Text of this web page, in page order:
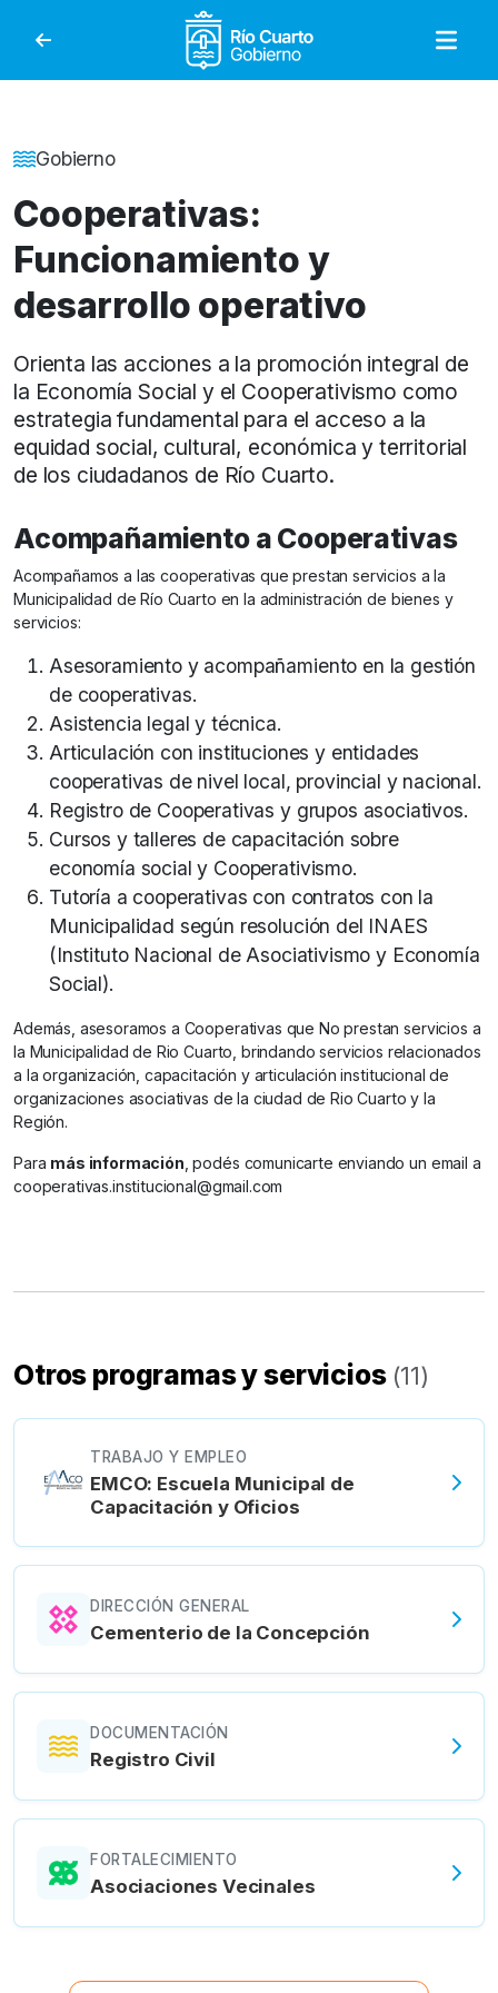
Gobierno de Río
Detalle de la Noticia
Gobierno
Cooperativas:
Funcionamiento y
desarrollo operativo
Orienta las acciones a la promoción integral de
la Economía Social y el Cooperativismo como
estrategia fundamental para el acceso a la
equidad social, cultural, económica y territorial
de los ciudadanos de Río Cuarto.
Acompañamiento a Cooperativas
Acompañamos a las cooperativas que prestan servicios a la
Municipalidad de Río Cuarto en la administración de bienes y
servicios:
Asesoramiento y acompañamiento en la gestión
de cooperativas.
Asistencia legal y técnica.
Articulación con instituciones y entidades
cooperativas de nivel local, provincial y nacional.
Registro de Cooperativas y grupos asociativos.
Cursos y talleres de capacitación sobre
economía social y Cooperativismo.
Tutoría a cooperativas con contratos con la
Municipalidad según resolución del INAES
(Instituto Nacional de Asociativismo y Economía
Social).
Además, asesoramos a Cooperativas que No prestan servicios a
la Municipalidad de Rio Cuarto, brindando servicios relacionados
a la organización, capacitación y articulación institucional de
organizaciones asociativas de la ciudad de Rio Cuarto y la
Región.
Para más información , podés comunicarte enviando un email a
cooperativas.institucional@gmail.com
Otros programas y servicios (11)
TRABAJO Y EMPLEO
EMCO: Escuela Municipal de
Capacitación y Oficios
DIRECCIÓN GENERAL
Cementerio de la Concepción
DOCUMENTACIÓN
Registro Civil
FORTALECIMIENTO
Asociaciones Vecinales